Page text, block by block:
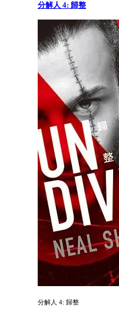
分解人 4: 歸整
分解人 4: 歸整